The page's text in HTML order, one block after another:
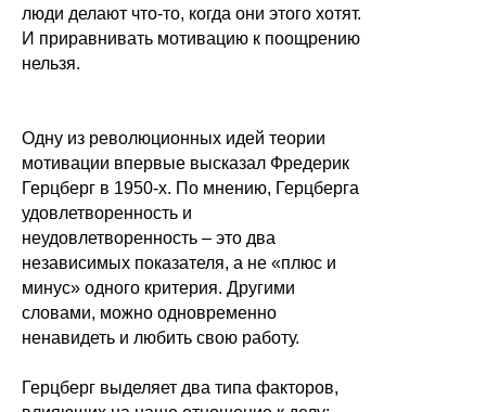
люди делают что-то, когда они этого хотят.
И приравнивать мотивацию к поощрению
нельзя.
Одну из революционных идей теории
мотивации впервые высказал Фредерик
Герцберг в 1950-х. По мнению, Герцберга
удовлетворенность и
неудовлетворенность – это два
независимых показателя, а не «плюс и
минус» одного критерия. Другими
словами, можно одновременно
ненавидеть и любить свою работу.
Герцберг выделяет два типа факторов,